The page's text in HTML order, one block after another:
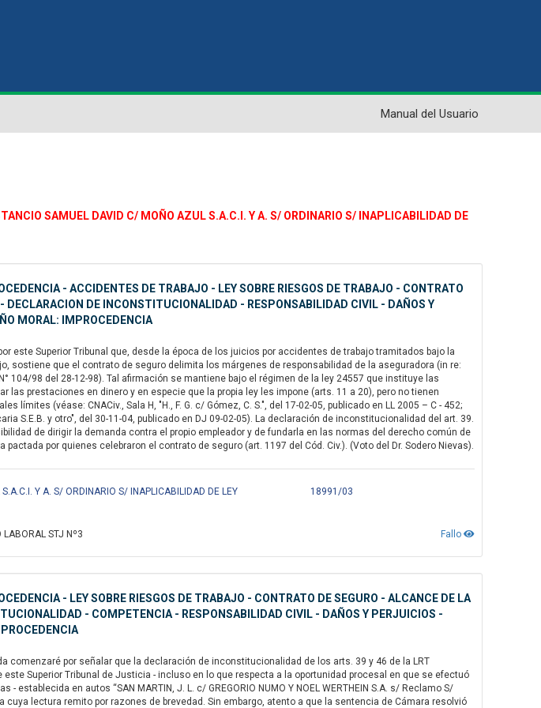
Manual del Usuario
SAMUEL DAVID C/ MOÑO AZUL S.A.C.I. Y A. S/ ORDINARIO S/ INAPLICABILIDAD DE
- ACCIDENTES DE TRABAJO - LEY SOBRE RIESGOS DE TRABAJO - CONTRATO
DECLARACION DE INCONSTITUCIONALIDAD - RESPONSABILIDAD CIVIL - DAÑOS Y
MORAL: IMPROCEDENCIA
este Superior Tribunal que, desde la época de los juicios por accidentes de trabajo tramitados bajo la
sostiene que el contrato de seguro delimita los márgenes de responsabilidad de la aseguradora (in re:
N° 104/98 del 28-12-98). Tal afirmación se mantiene bajo el régimen de la ley 24557 que instituye las
las prestaciones en dinero y en especie que la propia ley les impone (arts. 11 a 20), pero no tienen
límites (véase: CNACiv., Sala H, "H., F. G. c/ Gómez, C. S.", del 17-02-05, publicado en LL 2005 – C - 452;
S.E.B. y otro", del 30-11-04, publicado en DJ 09-02-05). La declaración de inconstitucionalidad del art. 39.
de dirigir la demanda contra el propio empleador y de fundarla en las normas del derecho común de
por quienes celebraron el contrato de seguro (art. 1197 del Cód. Civ.). (Voto del Dr. Sodero Nievas).
Y A. S/ ORDINARIO S/ INAPLICABILIDAD DE LEY
18991/03
Fallo
LABORAL STJ Nº3
- LEY SOBRE RIESGOS DE TRABAJO - CONTRATO DE SEGURO - ALCANCE DE LA
- COMPETENCIA - RESPONSABILIDAD CIVIL - DAÑOS Y PERJUICIOS -
comenzaré por señalar que la declaración de inconstitucionalidad de los arts. 39 y 46 de la LRT
Superior Tribunal de Justicia - incluso en lo que respecta a la oportunidad procesal en que se efectuó
en autos “SAN MARTIN, J. L. c/ GREGORIO NUMO Y NOEL WERTHEIN S.A. s/ Reclamo S/
cuya lectura remito por razones de brevedad. Sin embargo, atento a que la sentencia de Cámara resolvió